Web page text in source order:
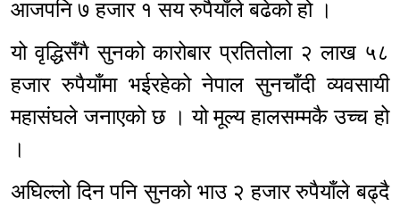
आजपनि ७ हजार १ सय रुपैयाँले बढेको हो ।
यो वृद्धिसँगै सुनको कारोबार प्रतितोला २ लाख ५८
हजार रुपैयाँमा भईरहेको नेपाल सुनचाँदी व्यवसायी
महासंघले जनाएको छ । यो मूल्य हालसम्मकै उच्च हो
।
अघिल्लो दिन पनि सुनको भाउ २ हजार रुपैयाँले बढ्दै